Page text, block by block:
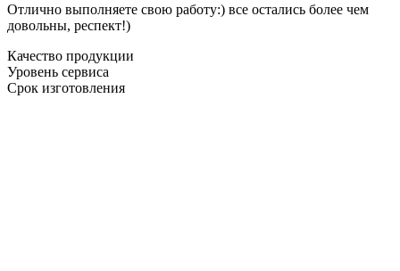
Отлично выполняете свою работу:) все остались более чем
довольны, респект!)
Качество продукции
Уровень сервиса
Срок изготовления